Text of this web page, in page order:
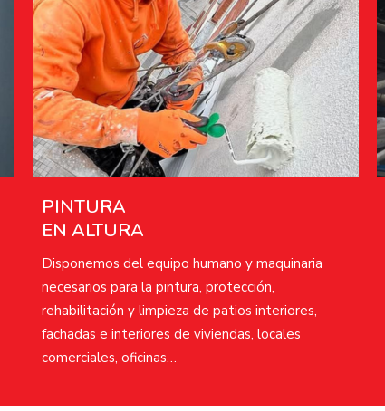
PINTURA
EN ALTURA
Disponemos del equipo humano y maquinaria
necesarios para la pintura, protección,
rehabilitación y limpieza de patios interiores,
fachadas e interiores de viviendas, locales
comerciales, oficinas…